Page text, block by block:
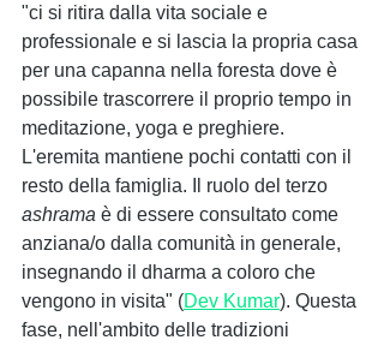
"ci si ritira dalla vita sociale e
professionale e si lascia la propria casa
per una capanna nella foresta dove è
possibile trascorrere il proprio tempo in
meditazione, yoga e preghiere.
L'eremita mantiene pochi contatti con il
resto della famiglia. Il ruolo del terzo
ashrama è di essere consultato come
anziana/o dalla comunità in generale,
insegnando il dharma a coloro che
vengono in visita" (Dev Kumar). Questa
fase, nell'ambito delle tradizioni